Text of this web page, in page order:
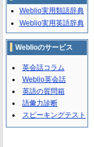
Weblio実用類語辞典
Weblio実用英語辞典
Weblioのサービス
英会話コラム
Weblio英会話
英語の質問箱
語彙力診断
スピーキングテスト